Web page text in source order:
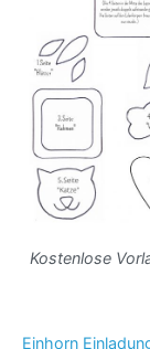
Kostenlose
Einhorn